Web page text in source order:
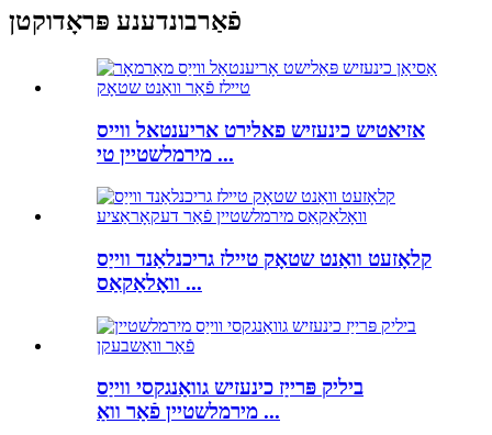
פֿאַרבונדענע פּראָדוקטן
אזיאטיש כינעזיש פאלירט אריענטאל ווייס
מירמלשטיין טי ...
קלאָזעט וואַנט שטאָק טיילז גריכנלאַנד ווייַס
וואָלאַקאַס ...
ביליק פּרייַז כינעזיש גוואַנגקסי ווייַס
מירמלשטיין פֿאַר וואַ ...